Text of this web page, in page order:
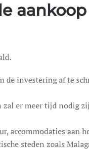
investering af te
er meer tijd nodig
accommodaties aan
steden zoals